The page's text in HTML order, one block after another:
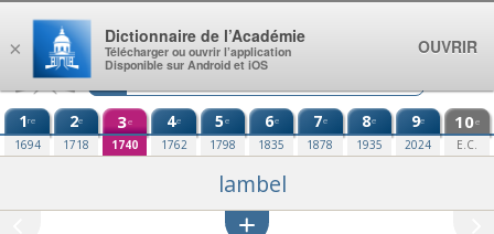
Aller au contenu
1re
1694
2e
1718
3e
1740
4e
1762
5e
1798
6e
1835
7e
1878
8e
1935
9e
2024
10e
E.C.
lambel
×
Dictionnaire de l’Académie
Télécharger ou ouvrir l’application
Disponible sur Android et iOS
OUVRIR